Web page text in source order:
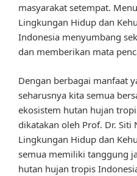
masyarakat setempat.
Lingkungan Hidup dan
Indonesia menyumbang
dan memberikan mata
Dengan berbagai manfaat
seharusnya kita semua
ekosistem hutan hujan
dikatakan oleh Prof. Dr. Siti
Lingkungan Hidup dan
semua memiliki tanggung
hutan hujan tropis